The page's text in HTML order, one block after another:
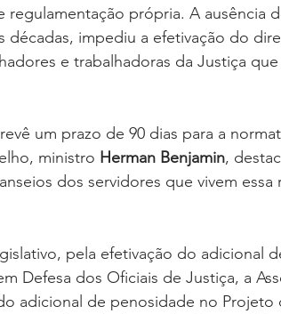
própria. A ausência
décadas, impediu a efetivação do
e trabalhadoras da Justiça que
um prazo de 90 dias para a
ministro Herman Benjamin,
dos servidores que vivem essa
pela efetivação do adicional
Defesa dos Oficiais de Justiça, a
adicional de penosidade no Projeto